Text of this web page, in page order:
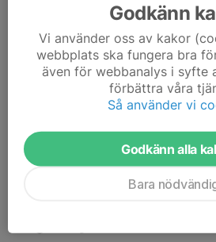
Längd - Yngre
Grenar:
(välj vilken gren av
Mönster
Sparring
Dela nyhet
Godkänn
Vi använder oss av kakor
webbplats ska fungera bra
även för webbanalys i syfte
förbättra våra
Så använder vi
Godkänn alla
Bara